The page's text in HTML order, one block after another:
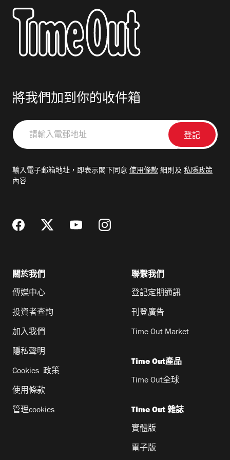
將我們加到你的收件箱
請
輸
郵
輸入電子郵箱地址，即表示閣下同意 使用條款 細則及 私隱政策
內容
關於我們
傳媒中心
投資者查詢
加入我們
隱私聲明
Cookies 政策
使用條款
管理cookies
聯繫我們
登記定期通訊
刊登廣告
Time Out Market
Time Out產品
Time Out全球
Time Out 雜誌
實體版
電子版